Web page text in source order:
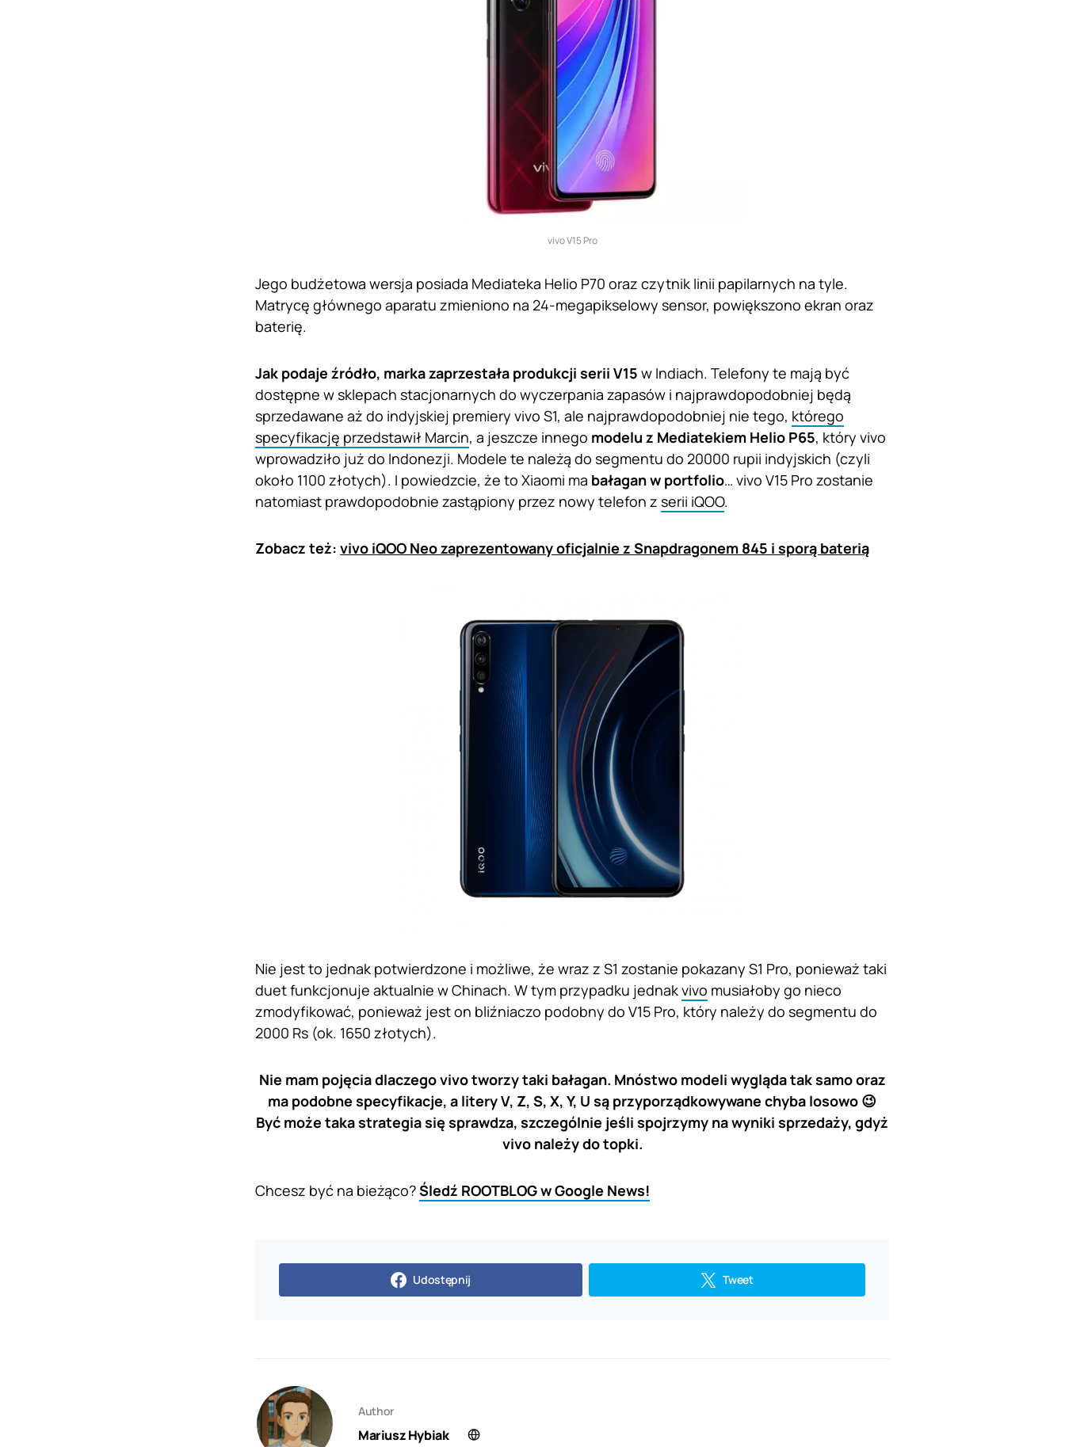
vivo V15 Pro
Jego budżetowa wersja posiada Mediateka Helio P70 oraz czytnik linii papilarnych na tyle.
Matrycę głównego aparatu zmieniono na 24-megapikselowy sensor, powiększono ekran oraz
baterię.
Jak podaje źródło, marka zaprzestała produkcji serii V15 w Indiach. Telefony te mają być
dostępne w sklepach stacjonarnych do wyczerpania zapasów i najprawdopodobniej będą
sprzedawane aż do indyjskiej premiery vivo S1, ale najprawdopodobniej nie tego, którego
specyfikację przedstawił Marcin, a jeszcze innego modelu z Mediatekiem Helio P65, który vivo
wprowadziło już do Indonezji. Modele te należą do segmentu do 20000 rupii indyjskich (czyli
około 1100 złotych). I powiedzcie, że to Xiaomi ma bałagan w portfolio… vivo V15 Pro zostanie
natomiast prawdopodobnie zastąpiony przez nowy telefon z serii iQOO.
Zobacz też: vivo iQOO Neo zaprezentowany oficjalnie z Snapdragonem 845 i sporą baterią
Nie jest to jednak potwierdzone i możliwe, że wraz z S1 zostanie pokazany S1 Pro, ponieważ taki
duet funkcjonuje aktualnie w Chinach. W tym przypadku jednakvivo musiałoby go nieco
zmodyfikować, ponieważ jest on bliźniaczo podobny do V15 Pro, który należy do segmentu do
2000 Rs (ok. 1650 złotych).
Nie mam pojęcia dlaczego vivo tworzy taki bałagan. Mnóstwo modeli wygląda tak samo oraz
ma podobne specyfikacje, a litery V, Z, S, X, Y, U są przyporządkowywane chyba losowo 😉
Być może taka strategia się sprawdza, szczególnie jeśli spojrzymy na wyniki sprzedaży, gdyż
vivo należy do topki.
Chcesz być na bieżąco?Śledź ROOTBLOG w Google News!
Udostępnij Tweet
Author
Mariusz Hybiak